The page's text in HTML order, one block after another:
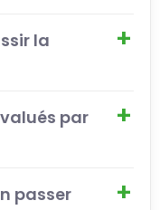
la
par
passer